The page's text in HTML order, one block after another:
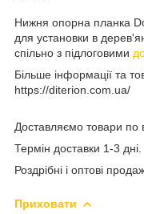
Нижня опорна планка
для установки в
спільно з підлоговими
Більше інформації та
https://diterion.com.ua/
Доставляємо товари по
Термін доставки 1-3 дні.
Роздрібні і оптові
Приховати